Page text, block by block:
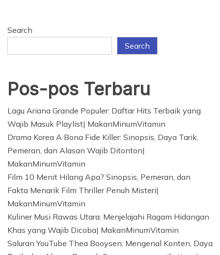
Search
Search
Pos-pos Terbaru
Lagu Ariana Grande Populer: Daftar Hits Terbaik yang
Wajib Masuk Playlist| MakanMinumVitamin
Drama Korea A Bona Fide Killer: Sinopsis, Daya Tarik,
Pemeran, dan Alasan Wajib Ditonton|
MakanMinumVitamin
Film 10 Menit Hilang Apa? Sinopsis, Pemeran, dan
Fakta Menarik Film Thriller Penuh Misteri|
MakanMinumVitamin
Kuliner Musi Rawas Utara: Menjelajahi Ragam Hidangan
Khas yang Wajib Dicoba| MakanMinumVitamin
Saluran YouTube Thea Booysen: Mengenal Konten, Daya